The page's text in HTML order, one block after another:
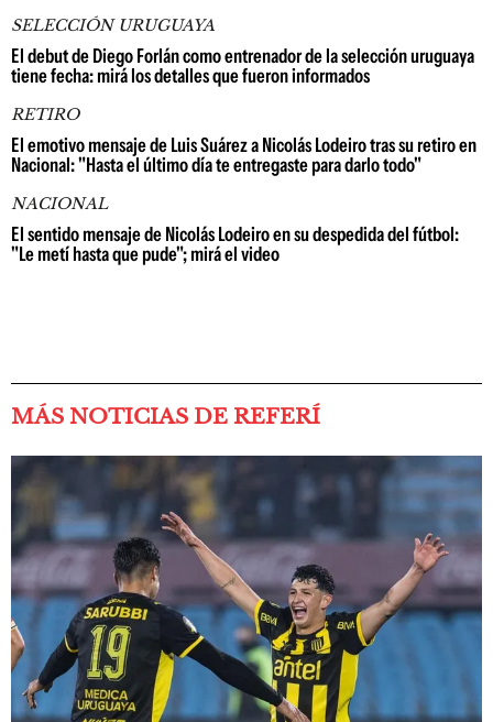
SELECCIÓN URUGUAYA
El debut de Diego Forlán como entrenador de la selección uruguaya
tiene fecha: mirá los detalles que fueron informados
RETIRO
El emotivo mensaje de Luis Suárez a Nicolás Lodeiro tras su retiro en
Nacional: "Hasta el último día te entregaste para darlo todo"
NACIONAL
El sentido mensaje de Nicolás Lodeiro en su despedida del fútbol:
"Le metí hasta que pude"; mirá el video
MÁS NOTICIAS DE REFERÍ